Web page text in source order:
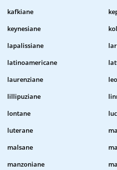
kafkiane
keynesiane
lapalissiane
latinoamericane
laurenziane
lillipuziane
lontane
luterane
malsane
manzoniane